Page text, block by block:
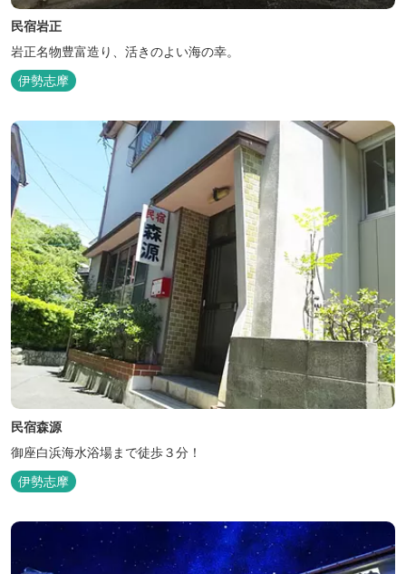
民宿岩正
岩正名物豊富造り、活きのよい海の幸。
伊勢志摩
民宿森源
御座白浜海水浴場まで徒歩３分！
伊勢志摩